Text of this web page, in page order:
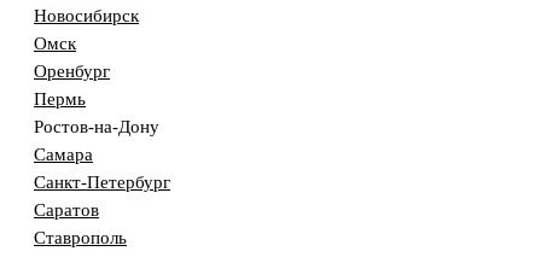
Новосибирск
Омск
Оренбург
Пермь
Ростов-на-Дону
Самара
Санкт-Петербург
Саратов
Ставрополь